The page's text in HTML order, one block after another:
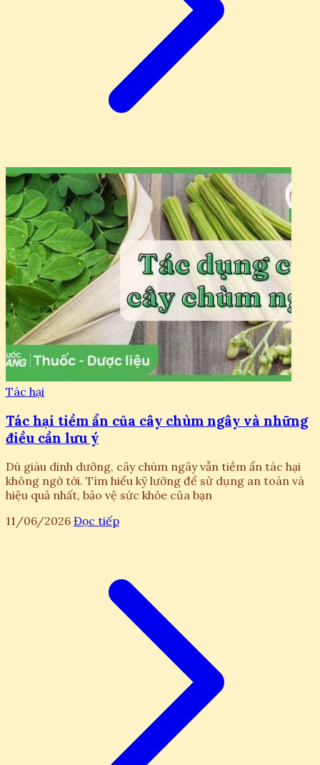
Tác hại
Tác hại tiềm ẩn của cây chùm ngây và những
điều cần lưu ý
Dù giàu dinh dưỡng, cây chùm ngây vẫn tiềm ẩn tác hại
không ngờ tới. Tìm hiểu kỹ lưỡng để sử dụng an toàn và
hiệu quả nhất, bảo vệ sức khỏe của bạn
11/06/2026 Đọc tiếp